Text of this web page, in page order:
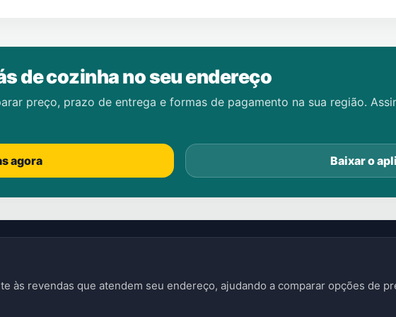
de cozinha no seu endereço
preço, prazo de entrega e formas de pagamento na sua região.
agora Baixar o
às revendas que atendem seu endereço, ajudando a comparar opções de